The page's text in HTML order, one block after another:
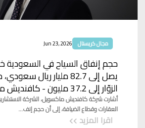
مجال كريستال Jun 23, 2026
حجم إنفاق السياح في السعودية
يصل إلى 82.7 مليار ريال
الزوّار إلى 37.2 مليون - كافنديش ماكسويل
أشارت شركة كافنديش ماكسويل، الشركة
العقارات وقطاع الضيافة، إلى أن حجم إنف...
اقرا المزيد